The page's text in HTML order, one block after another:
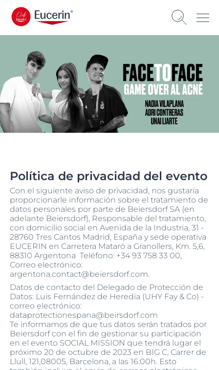
Política de privacidad del evento
Con el siguiente aviso de privacidad, nos gustaría
proporcionarle información sobre el tratamiento de
datos personales por parte de Beiersdorf SA (en
adelante Beiersdorf), Responsable del tratamiento,
con domicilio social en Avenida de la Industria, 31 -
28760 Tres Cantos Madrid, España y sede operativa
EUCERIN en Carretera Mataró a Granollers, Km. 5,6,
88310 Argentona Teléfono: +34 93 758 33 00,
Correo electrónico:
argentona.contact@beiersdorf.com.
Datos de contacto del Delegado de Protección de
Datos: Luis Fernández de Heredia (UHY Fay & Co) -
correo electrónico:
dataprotectionespana@beirsdorf.com
Te informamos de que tus datos serán tratados por
Beiersdorf con el fin de gestionar su participación
en el evento SOCIAL MISSION que tendrá lugar el
próximo 20 de octubre de 2023 en BIG C, Carrer de
Llull, 121,08005, Barcelona, a las 16:00h. Esto